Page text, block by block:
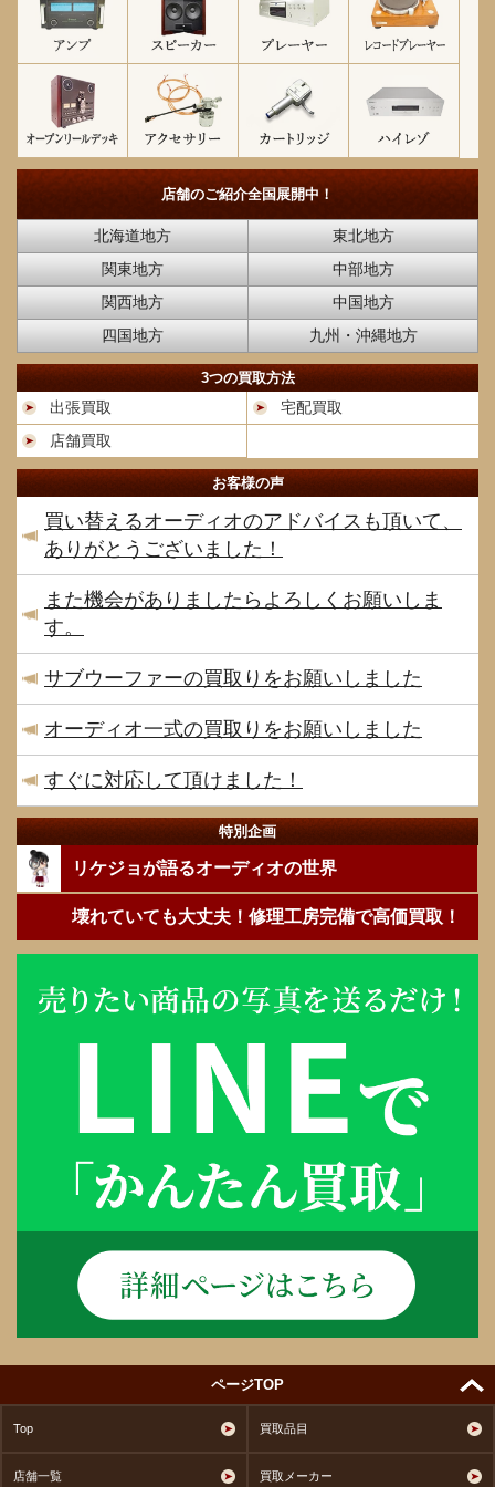
店舗のご紹介全国展開中！
北海道地方
東北地方
関東地方
中部地方
関西地方
中国地方
四国地方
九州・沖縄地方
3つの買取方法
出張買取
宅配買取
店舗買取
お客様の声
買い替えるオーディオのアドバイスも頂いて、
ありがとうございました！
また機会がありましたらよろしくお願いしま
す。
サブウーファーの買取りをお願いしました
オーディオ一式の買取りをお願いしました
すぐに対応して頂けました！
特別企画
リケジョが語るオーディオの世界
壊れていても大丈夫！修理工房完備で高価買取！
ページTOP
Top 買取品目
店舗一覧 買取メーカー